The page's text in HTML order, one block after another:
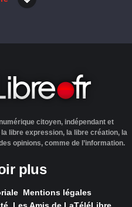
citoyen, indépendant et
libre expression, la libre création, la
opinions, comme de l’information.
plus
Mentions légales